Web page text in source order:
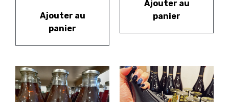
Ajouter au
panier
Ajouter au
panier